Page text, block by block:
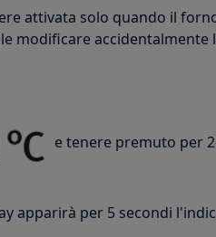
attivata solo quando il
modificare accidentalmente
e tenere premuto per
apparirà per 5 secondi